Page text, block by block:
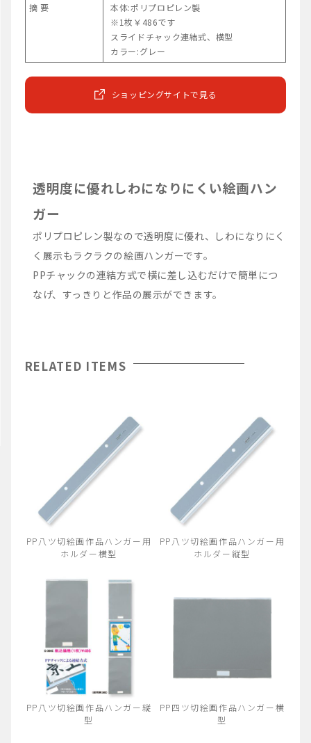
摘 要
本体:ポリプロピレン製
※1枚￥486です
スライドチャック連結式、横型
カラー:グレー
ショッピングサイトで見る
透明度に優れしわになりにくい絵画ハン
ガー
ポリプロピレン製なので透明度に優れ、しわになりにく
く展示もラクラクの絵画ハンガーです。
PPチャックの連結方式で横に差し込むだけで簡単につ
なげ、すっきりと作品の展示ができます。
RELATED ITEMS
PP八ツ切絵画作品ハンガー用
ホルダー横型
PP八ツ切絵画作品ハンガー用
ホルダー縦型
PP八ツ切絵画作品ハンガー縦
型
PP四ツ切絵画作品ハンガー横
型